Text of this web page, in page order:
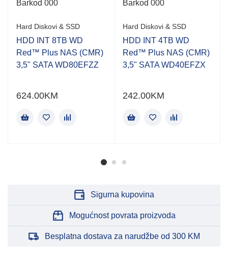
Barkod 000
Hard Diskovi & SSD
HDD INT 8TB WD
Red™ Plus NAS (CMR)
3,5" SATA WD80EFZZ
624.00KM
Barkod 000
Hard Diskovi & SSD
HDD INT 4TB WD
Red™ Plus NAS (CMR)
3,5" SATA WD40EFZX
242.00KM
Sigurna kupovina
Mogućnost povrata proizvoda
Besplatna dostava za narudžbe od 300 KM